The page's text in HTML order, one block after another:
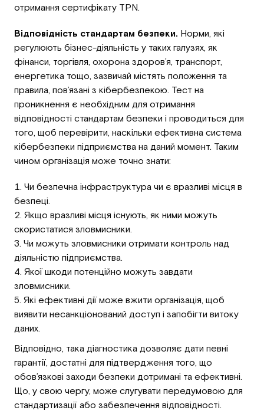
отримання сертифікату TPN.
Відповідність стандартам безпеки. Норми, які
регулюють бізнес-діяльність у таких галузях, як
фінанси, торгівля, охорона здоров’я, транспорт,
енергетика тощо, зазвичай містять положення та
правила, пов’язані з кібербезпекою. Тест на
проникнення є необхідним для отримання
відповідності стандартам безпеки і проводиться для
того, щоб перевірити, наскільки ефективна система
кібербезпеки підприємства на даний момент. Таким
чином організація може точно знати:
Чи безпечна інфраструктура чи є вразливі місця в
безпеці.
Якщо вразливі місця існують, як ними можуть
скористатися зловмисники.
Чи можуть зловмисники отримати контроль над
діяльністю підприємства.
Якої шкоди потенційно можуть завдати
зловмисники.
Які ефективні дії може вжити організація, щоб
виявити несанкціонований доступ і запобігти витоку
даних.
Відповідно, така діагностика дозволяє дати певні
гарантії, достатні для підтвердження того, що
обов’язкові заходи безпеки дотримані та ефективні.
Що, у свою чергу, може слугувати передумовою для
стандартизації або забезпечення відповідності.